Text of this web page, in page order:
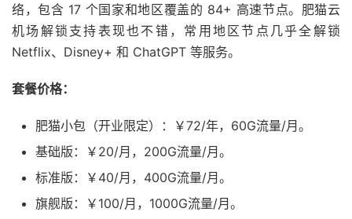
络，包含 17 个国家和地区覆盖的 84+ 高速节点。肥猫云
机场解锁支持表现也不错，常用地区节点几乎全解锁
Netflix、Disney+ 和 ChatGPT 等服务。
套餐价格：
肥猫小包（开业限定）：￥72/年，60G流量/月。
基础版：￥20/月，200G流量/月。
标准版：￥40/月，400G流量/月。
旗舰版：￥100/月，1000G流量/月。